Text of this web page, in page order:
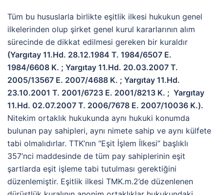
Tüm bu hususlarla birlikte eşitlik ilkesi hukukun genel
ilkelerinden olup şirket genel kurul kararlarının alım
sürecinde de dikkat edilmesi gereken bir kuraldır
(Yargıtay 11.Hd. 28.12.1984 T. 1984/6507 E.
1984/6608 K. ; Yargıtay 11.Hd. 20.03.2007 T.
2005/13567 E. 2007/4688 K. ; Yargıtay 11.Hd.
23.10.2001 T. 2001/6723 E. 2001/8213 K. ; Yargıtay
11.Hd. 02.07.2007 T. 2006/7678 E. 2007/10036 K.).
Nitekim ortaklık hukukunda aynı hukuki konumda
bulunan pay sahipleri, aynı nimete sahip ve aynı külfete
tabi olmalıdırlar. TTK’nın “Eşit İşlem İlkesi” başlıklı
357’nci maddesinde de tüm pay sahiplerinin eşit
şartlarda eşit işleme tabi tutulması gerektiğini
düzenlemiştir. Eşitlik ilkesi TMK.m.2’de düzenlenen